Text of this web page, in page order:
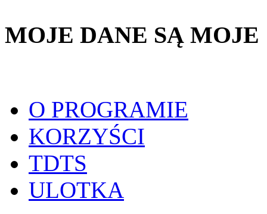
MOJE DANE SĄ MOJE
O PROGRAMIE
KORZYŚCI
TDTS
ULOTKA